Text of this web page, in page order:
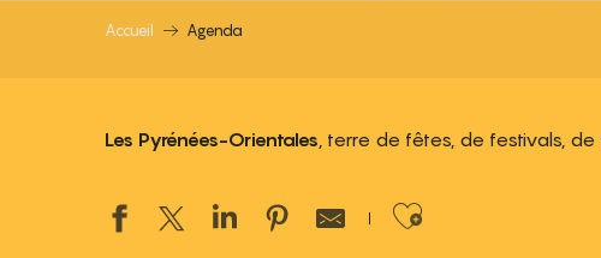
Accueil Agenda
Les Pyrénées-Orientales, terre de fêtes, de festivals,
Ajouter